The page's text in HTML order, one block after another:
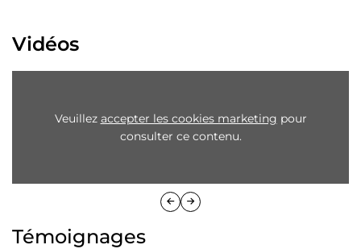
Vidéos
Veuillez accepter les cookies marketing pour
consulter ce contenu.
Témoignages